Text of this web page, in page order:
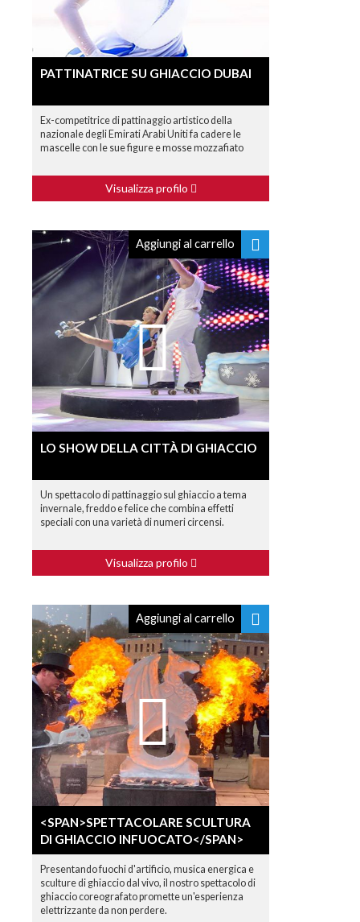
PATTINATRICE SU GHIACCIO DUBAI
Ex-competitrice di pattinaggio artistico della
nazionale degli Emirati Arabi Uniti fa cadere le
mascelle con le sue figure e mosse mozzafiato
Visualizza profilo
Aggiungi al carrello
LO SHOW DELLA CITTÀ DI GHIACCIO
Un spettacolo di pattinaggio sul ghiaccio a tema
invernale, freddo e felice che combina effetti
speciali con una varietà di numeri circensi.
Visualizza profilo
Aggiungi al carrello
<SPAN>SPETTACOLARE SCULTURA
DI GHIACCIO INFUOCATO</SPAN>
Presentando fuochi d'artificio, musica energica e
sculture di ghiaccio dal vivo, il nostro spettacolo di
ghiaccio coreografato promette un'esperienza
elettrizzante da non perdere.